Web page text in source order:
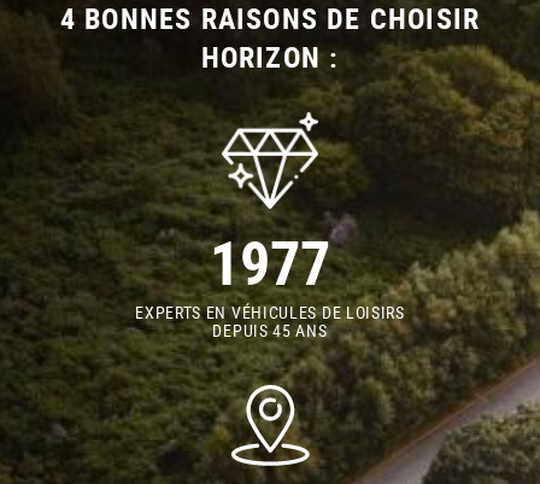
4 BONNES RAISONS DE CHOISIR
HORIZON :
1977
EXPERTS EN VÉHICULES DE LOISIRS
DEPUIS 45 ANS